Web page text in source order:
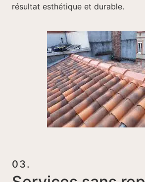
résultat esthétique et durable.
03.